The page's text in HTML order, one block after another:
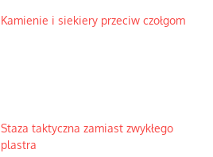
Kamienie i siekiery przeciw czołgom
Staza taktyczna zamiast zwykłego
plastra